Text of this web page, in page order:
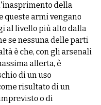
della
queste armi vengano
al livello più alto dalla
se nessuna delle parti
è che, con gli arsenali
allerta, è
di un uso
risultato di un
o di